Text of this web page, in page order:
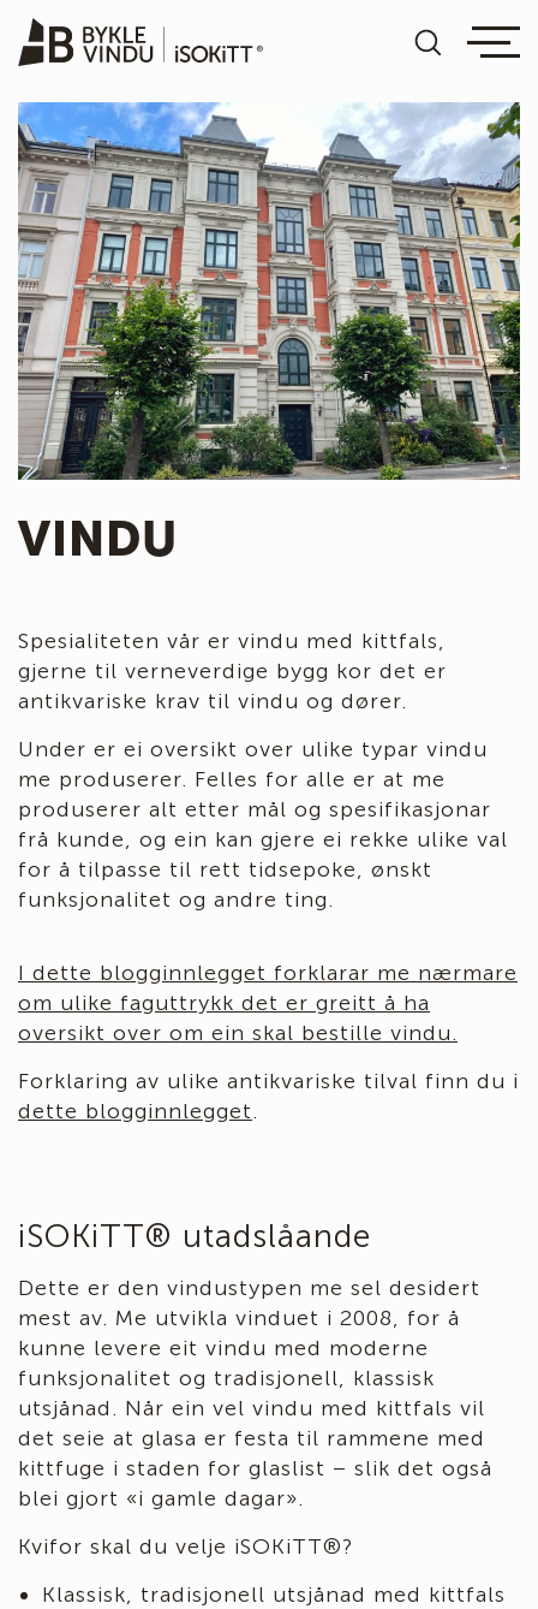
VINDU
Spesialiteten vår er vindu med kittfals,
gjerne til verneverdige bygg kor det er
antikvariske krav til vindu og dører.
Under er ei oversikt over ulike typar vindu
me produserer. Felles for alle er at me
produserer alt etter mål og spesifikasjonar
frå kunde, og ein kan gjere ei rekke ulike val
for å tilpasse til rett tidsepoke, ønskt
funksjonalitet og andre ting.
I dette blogginnlegget forklarar me nærmare
om ulike faguttrykk det er greitt å ha
oversikt over om ein skal bestille vindu.
Forklaring av ulike antikvariske tilval finn du i
dette blogginnlegget.
iSOKiTT® utadslåande
Dette er den vindustypen me sel desidert
mest av. Me utvikla vinduet i 2008, for å
kunne levere eit vindu med moderne
funksjonalitet og tradisjonell, klassisk
utsjånad. Når ein vel vindu med kittfals vil
det seie at glasa er festa til rammene med
kittfuge i staden for glaslist – slik det også
blei gjort «i gamle dagar».
Kvifor skal du velje iSOKiTT®?
Klassisk, tradisjonell utsjånad med kittfals